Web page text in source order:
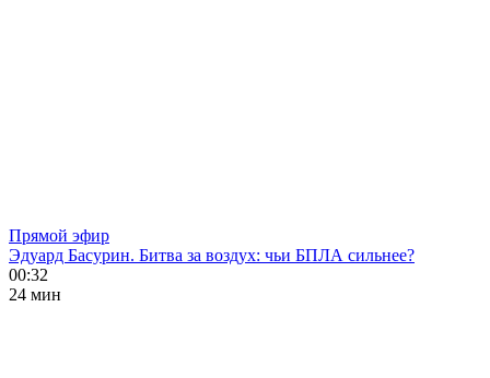
Прямой эфир
Эдуард Басурин. Битва за воздух: чьи БПЛА сильнее?
00:32
24 мин